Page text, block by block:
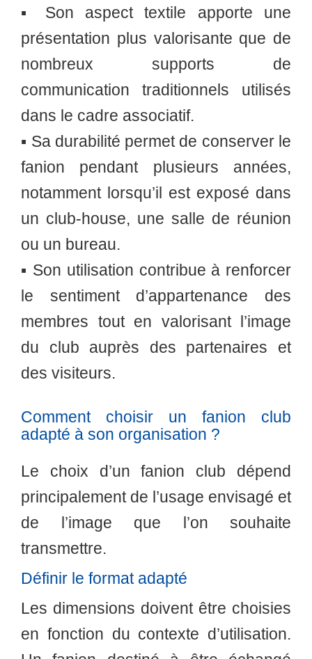
▪️ Son aspect textile apporte une
présentation plus valorisante que de
nombreux supports de
communication traditionnels utilisés
dans le cadre associatif.
▪️ Sa durabilité permet de conserver le
fanion pendant plusieurs années,
notamment lorsqu’il est exposé dans
un club-house, une salle de réunion
ou un bureau.
▪️ Son utilisation contribue à renforcer
le sentiment d’appartenance des
membres tout en valorisant l’image
du club auprès des partenaires et
des visiteurs.
Comment choisir un fanion club
adapté à son organisation ?
Le choix d’un fanion club dépend
principalement de l’usage envisagé et
de l’image que l’on souhaite
transmettre.
Définir le format adapté
Les dimensions doivent être choisies
en fonction du contexte d’utilisation.